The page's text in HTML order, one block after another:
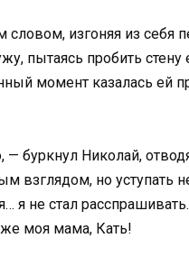
изгоняя из себя
пытаясь пробить
момент казалась ей
буркнул Николай,
взглядом, но уступать
я не стал
моя мама, Кать!